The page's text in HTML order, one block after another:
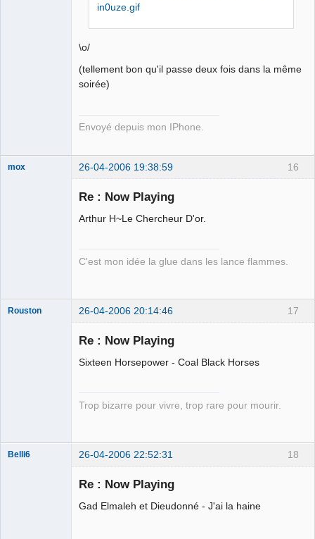
in0uze.gif
\o/
(tellement bon qu'il passe deux fois dans la même
soirée)
Envoyé depuis mon IPhone.
16
mox 26-04-2006 19:38:59
Re : Now Playing
Arthur H~Le Chercheur D'or.
C'est mon idée la glue dans les lance flammes.
17
Rouston 26-04-2006 20:14:46
Re : Now Playing
Sixteen Horsepower - Coal Black Horses
Trop bizarre pour vivre, trop rare pour mourir.
18
Belli6 26-04-2006 22:52:31
Re : Now Playing
Gad Elmaleh et Dieudonné - J'ai la haine